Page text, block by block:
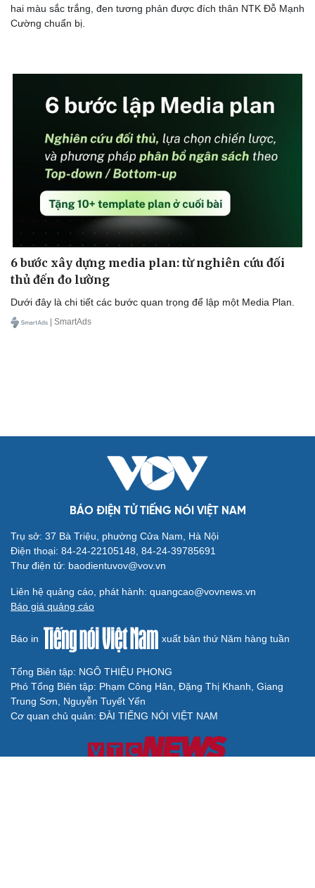
Cải chính
hai màu sắc trắng, đen tương phản được đích thân NTK Đỗ Mạnh
Cường chuẩn bị.
6 bước xây dựng media plan: từ nghiên cứu đối
thủ đến đo lường
Dưới đây là chi tiết các bước quan trọng để lập một Media Plan.
| SmartAds
BÁO ĐIỆN TỬ TIẾNG NÓI VIỆT NAM
Trụ sở: 37 Bà Triệu, phường Cửa Nam, Hà Nội
Điện thoại: 84-24-22105148, 84-24-39785691
Thư điện tử: baodientuvov@vov.vn
Liên hệ quảng cáo, phát hành: quangcao@vovnews.vn
Báo giá quảng cáo
Báo in xuất bản thứ Năm hàng tuần
Tổng Biên tập: NGÔ THIỆU PHONG
Phó Tổng Biên tập: Phạm Công Hân, Đặng Thị Khanh, Giang
Trung Sơn, Nguyễn Tuyết Yến
Cơ quan chủ quản: ĐÀI TIẾNG NÓI VIỆT NAM